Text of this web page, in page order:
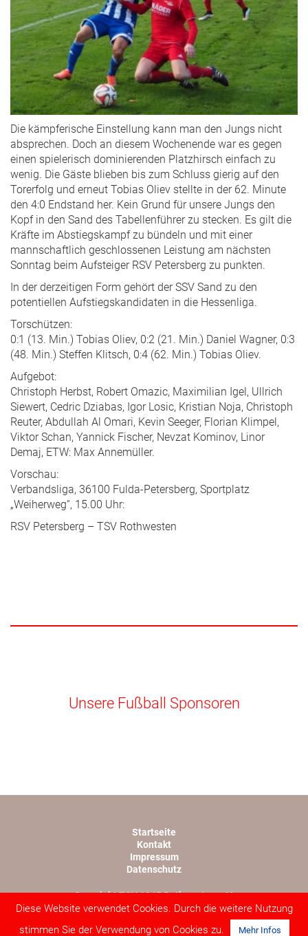
Die kämpferische Einstellung kann man den Jungs nicht
absprechen. Doch an diesem Wochenende war es gegen
einen spielerisch dominierenden Platzhirsch einfach zu
wenig. Die Gäste blieben bis zum Schluss gierig auf den
Torerfolg und erneut Tobias Oliev stellte in der 62. Minute
den 4:0 Endstand her. Kein Grund für unsere Jungs den
Kopf in den Sand des Tabellenführer zu stecken. Es gilt die
Kräfte im Abstiegskampf zu bündeln und mit einer
mannschaftlich geschlossenen Leistung am nächsten
Sonntag beim Aufsteiger RSV Petersberg zu punkten.
In der derzeitigen Form gehört der SSV Sand zu den
potentiellen Aufstiegskandidaten in die Hessenliga.
Torschützen:
0:1 (13. Min.) Tobias Oliev, 0:2 (21. Min.) Daniel Wagner, 0:3
(48. Min.) Steffen Klitsch, 0:4 (62. Min.) Tobias Oliev.
Aufgebot:
Christoph Herbst, Robert Omazic, Maximilian Igel, Ullrich
Siewert, Cedric Dziabas, Igor Losic, Kristian Noja, Christoph
Reuter, Abdullah Al Omari, Kevin Seeger, Florian Klimpel,
Viktor Schan, Yannick Fischer, Nevzat Kominov, Linor
Demaj, ETW: Max Annemüller.
Vorschau:
Verbandsliga, 36100 Fulda-Petersberg, Sportplatz
„Weiherweg“, 15.00 Uhr:
RSV Petersberg – TSV Rothwesten
Unsere Fußball Sponsoren
Startseite
Kontakt
Impressum
Datenschutz
Copyright TSV 1945 Rothwesten e.V.
Webdesign von lopri.com
Diese Website verwendet Cookies. Durch die weitere Nutzung
stimmen Sie der Verwendung von Cookies zu.
Mehr Infos